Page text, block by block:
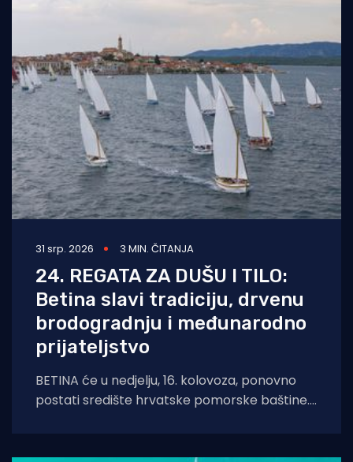
31 srp. 2026 3 MIN. ČITANJA
24. REGATA ZA DUŠU I TILO:
Betina slavi tradiciju, drvenu
brodogradnju i međunarodno
prijateljstvo
BETINA će u nedjelju, 16. kolovoza, ponovno
postati središte hrvatske pomorske baštine.